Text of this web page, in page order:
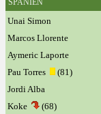
SPANIEN
Unai Simon
Marcos Llorente
Aymeric Laporte
Pau Torres
(81)
Jordi Alba
Koke
(68)